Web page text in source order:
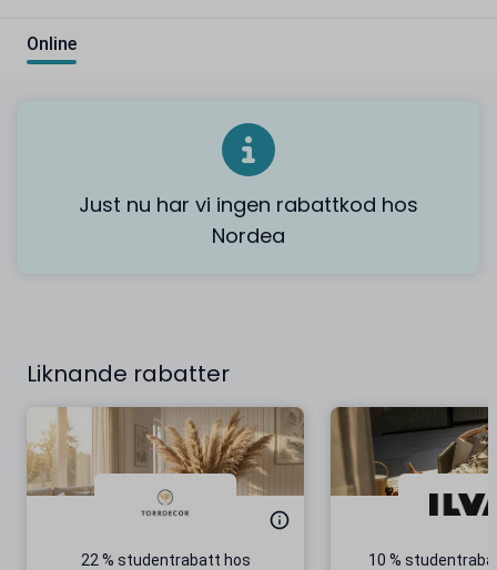
Online
Just nu har vi ingen rabattkod hos
Nordea
Liknande rabatter
22 % studentrabatt hos
10 %